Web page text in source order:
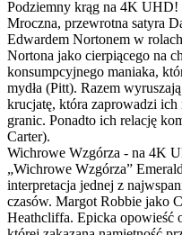
Podziemny krąg na 4K UHD!
Mroczna, przewrotna satyra
Edwardem Nortonem w
Nortona jako cierpiącego na
konsumpcyjnego maniaka,
mydła (Pitt). Razem
krucjatę, która zaprowadzi
granic. Ponadto ich relację
Carter).
Wichrowe Wzgórza - na 4K
„Wichrowe Wzgórza”
interpretacja jednej z
czasów. Margot Robbie jako
Heathcliffa. Epicka opowieść